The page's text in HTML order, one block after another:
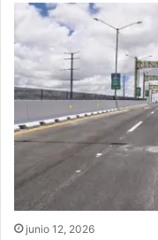
junio 12, 2026